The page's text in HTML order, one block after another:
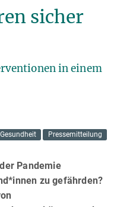
sicher
in einem
Gesundheit
Pressemitteilung
Pandemie
zu gefährden?